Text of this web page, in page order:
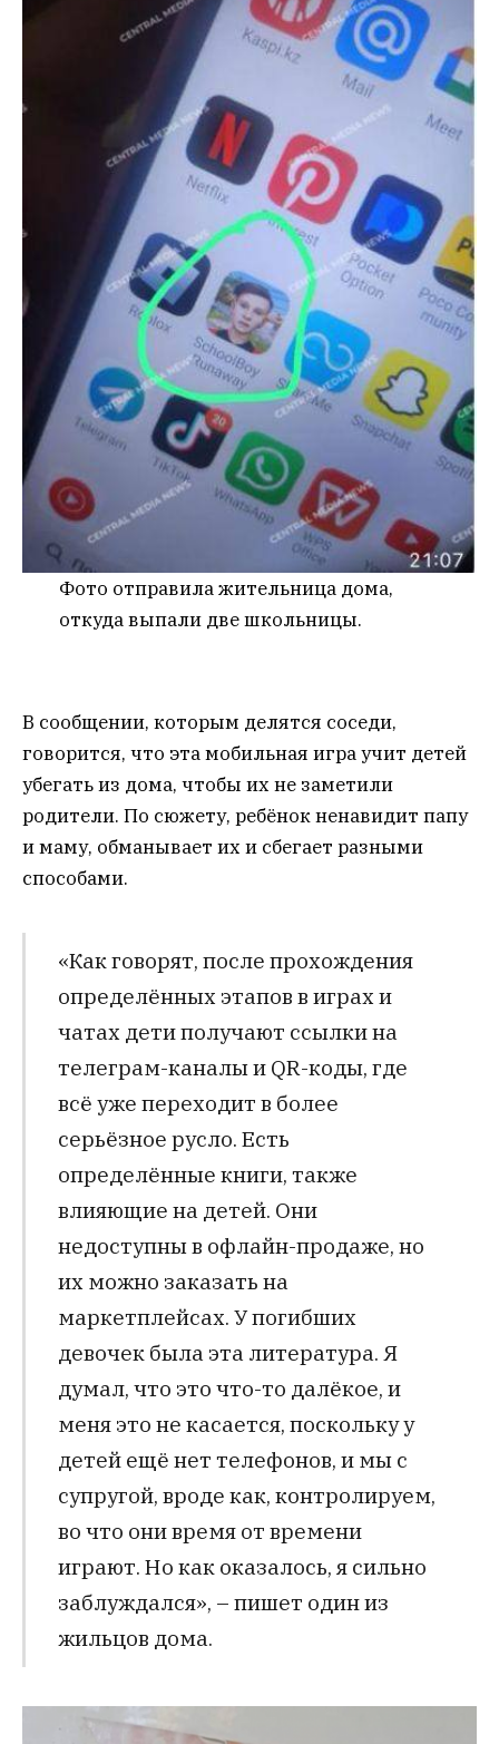
Фото отправила жительница дома,
откуда выпали две школьницы.
В сообщении, которым делятся соседи,
говорится, что эта мобильная игра учит детей
убегать из дома, чтобы их не заметили
родители. По сюжету, ребёнок ненавидит папу
и маму, обманывает их и сбегает разными
способами.
«Как говорят, после прохождения
определённых этапов в играх и
чатах дети получают ссылки на
телеграм-каналы и QR-коды, где
всё уже переходит в более
серьёзное русло. Есть
определённые книги, также
влияющие на детей. Они
недоступны в офлайн-продаже, но
их можно заказать на
маркетплейсах. У погибших
девочек была эта литература. Я
думал, что это что-то далёкое, и
меня это не касается, поскольку у
детей ещё нет телефонов, и мы с
супругой, вроде как, контролируем,
во что они время от времени
играют. Но как оказалось, я сильно
заблуждался», – пишет один из
жильцов дома.